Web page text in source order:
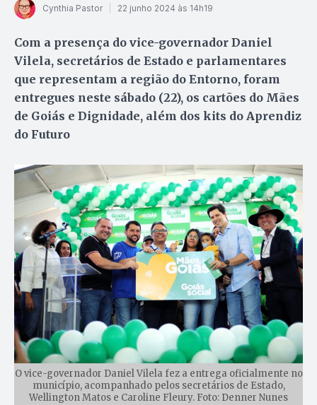
Cynthia Pastor 22 junho 2024 às 14h19
Com a presença do vice-governador Daniel
Vilela, secretários de Estado e parlamentares
que representam a região do Entorno, foram
entregues neste sábado (22), os cartões do Mães
de Goiás e Dignidade, além dos kits do Aprendiz
do Futuro
O vice-governador Daniel Vilela fez a entrega oficialmente no
município, acompanhado pelos secretários de Estado,
Wellington Matos e Caroline Fleury. Foto: Denner Nunes